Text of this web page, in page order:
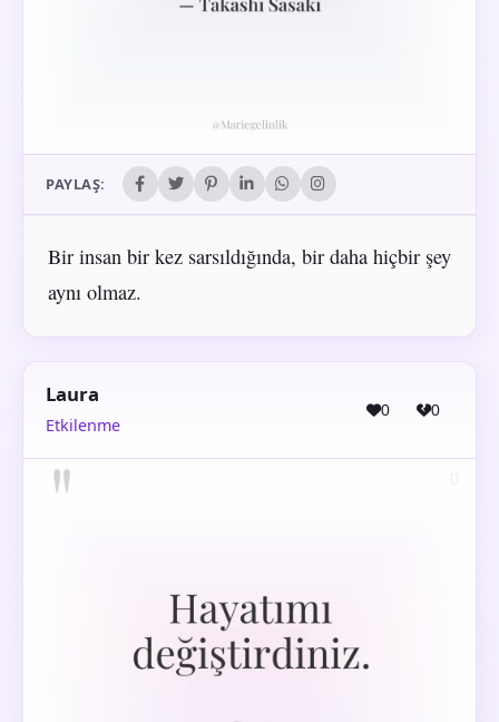
PAYLAŞ:
Bir insan bir kez sarsıldığında, bir daha hiçbir şey
aynı olmaz.
Laura
Etkilenme
0 0